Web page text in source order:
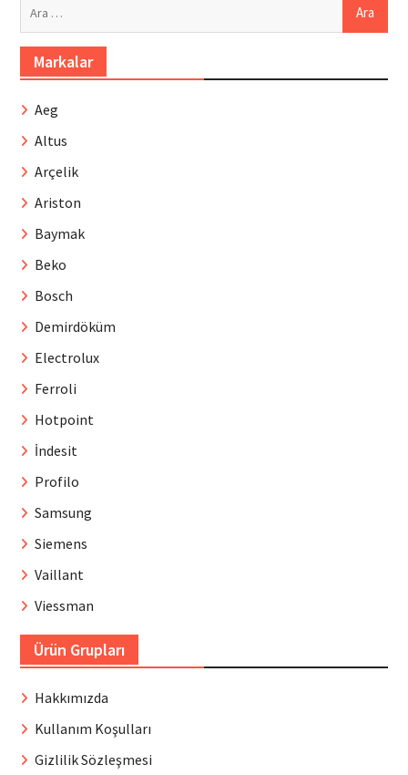
Markalar
Aeg
Altus
Arçelik
Ariston
Baymak
Beko
Bosch
Demirdöküm
Electrolux
Ferroli
Hotpoint
İndesit
Profilo
Samsung
Siemens
Vaillant
Viessman
Ürün Grupları
Hakkımızda
Kullanım Koşulları
Gizlilik Sözleşmesi